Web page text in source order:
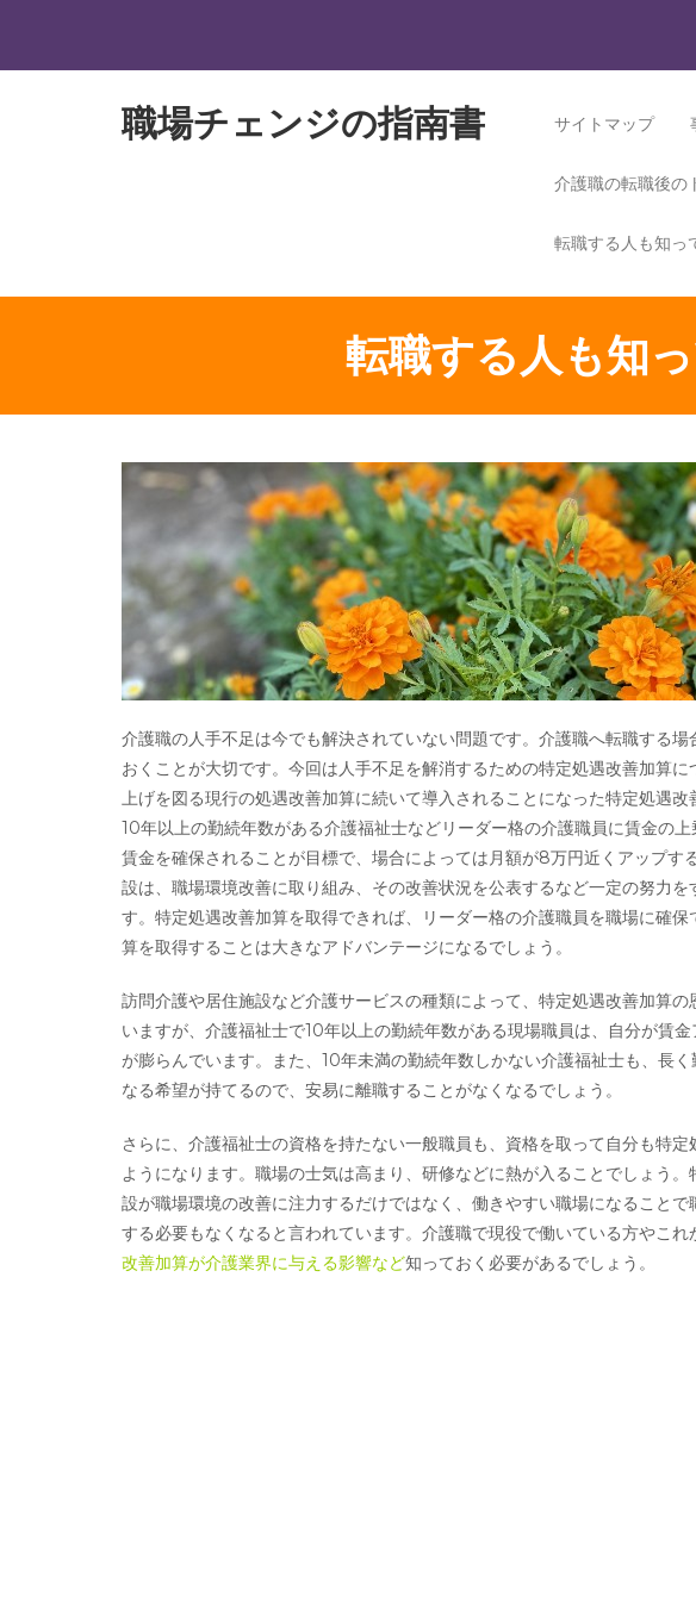
職場チェンジの指南書 サイトマップ
介護職の転職後の
転職する人も知っ
転職する人も知
介護職の人手不足は今でも解決されていない問題です。介護職へ転職する
おくことが大切です。今回は人手不足を解消するための特定処遇改善加算
上げを図る現行の処遇改善加算に続いて導入されることになった特定処遇改
10年以上の勤続年数がある介護福祉士などリーダー格の介護職員に賃金の
賃金を確保されることが目標で、場合によっては月額が8万円近くアップす
設は、職場環境改善に取り組み、その改善状況を公表するなど一定の努力
す。特定処遇改善加算を取得できれば、リーダー格の介護職員を職場に確
算を取得することは大きなアドバンテージになるでしょう。
訪問介護や居住施設など介護サービスの種類によって、特定処遇改善加算
いますが、介護福祉士で10年以上の勤続年数がある現場職員は、自分が賃
が膨らんでいます。また、10年未満の勤続年数しかない介護福祉士も、長
なる希望が持てるので、安易に離職することがなくなるでしょう。
さらに、介護福祉士の資格を持たない一般職員も、資格を取って自分も特
ようになります。職場の士気は高まり、研修などに熱が入ることでしょう
設が職場環境の改善に注力するだけではなく、働きやすい職場になること
する必要もなくなると言われています。介護職で現役で働いている方やこれ
改善加算が介護業界に与える影響など知っておく必要があるでしょう。